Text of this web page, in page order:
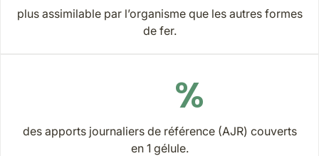
plus assimilable par l’organisme que les autres formes
de fer.
%
des apports journaliers de référence (AJR) couverts
en 1 gélule.